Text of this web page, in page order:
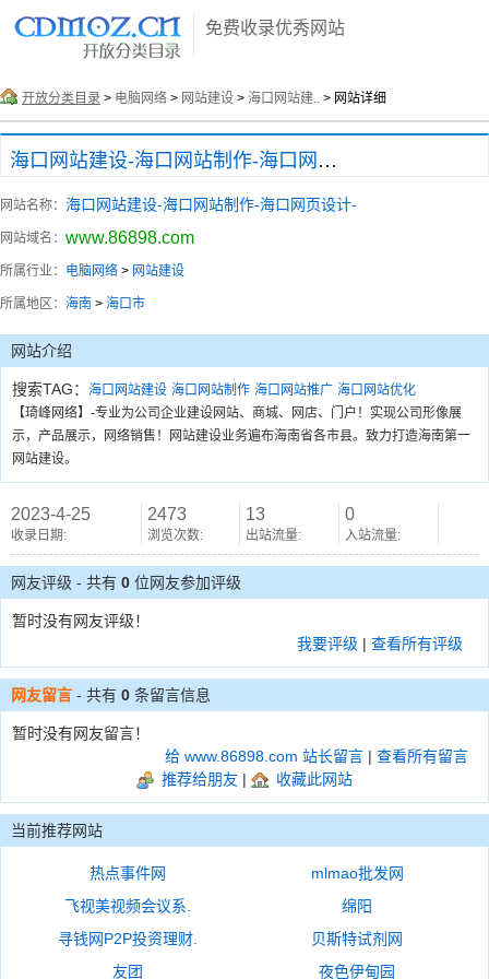
免费收录优秀网站
开放分类目录 > 电脑网络 > 网站建设 > 海口网站建.. > 网站详细
海口网站建设-海口网站制作-海口网页设计-
网站名称： 海口网站建设-海口网站制作-海口网页设计-
网站域名： www.86898.com
所属行业： 电脑网络 > 网站建设
所属地区： 海南 > 海口市
网站介绍
搜索TAG： 海口网站建设 海口网站制作 海口网站推广 海口网站优化
【琦峰网络】-专业为公司企业建设网站、商城、网店、门户！实现公司形像展
示，产品展示，网络销售！网站建设业务遍布海南省各市县。致力打造海南第一
网站建设。
2023-4-25
收录日期:
2473
浏览次数:
13
出站流量:
0
入站流量:
网友评级 - 共有 0 位网友参加评级
暂时没有网友评级！
我要评级 | 查看所有评级
网友留言 - 共有 0 条留言信息
暂时没有网友留言！
给 www.86898.com 站长留言 | 查看所有留言
推荐给朋友 | 收藏此网站
当前推荐网站
热点事件网
mlmao批发网
飞视美视频会议系.
绵阳
寻钱网P2P投资理财.
贝斯特试剂网
友团
夜色伊甸园